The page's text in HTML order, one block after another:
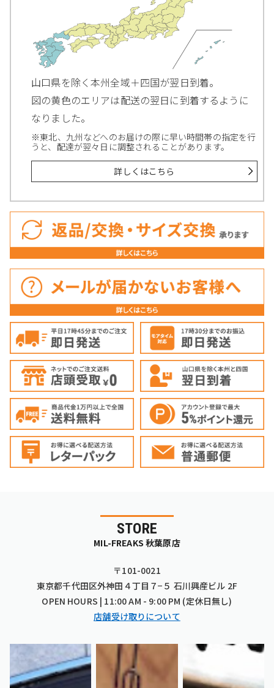
山口県を除く本州全域＋四国が翌日到着。
図の黄色のエリアは配送の翌日に到着するように
なりました。
※東北、九州などへのお届けの際に早い時間帯の指定を行
うと、配達が翌々日に調整されることがあります。
詳しくはこちら
STORE
MIL-FREAKS 秋葉原店
〒101-0021
東京都千代田区外神田４丁目７−５ 石川興産ビル 2F
OPEN HOURS | 11:00 AM - 9:00 PM (定休日無し)
店舗受け取りについて